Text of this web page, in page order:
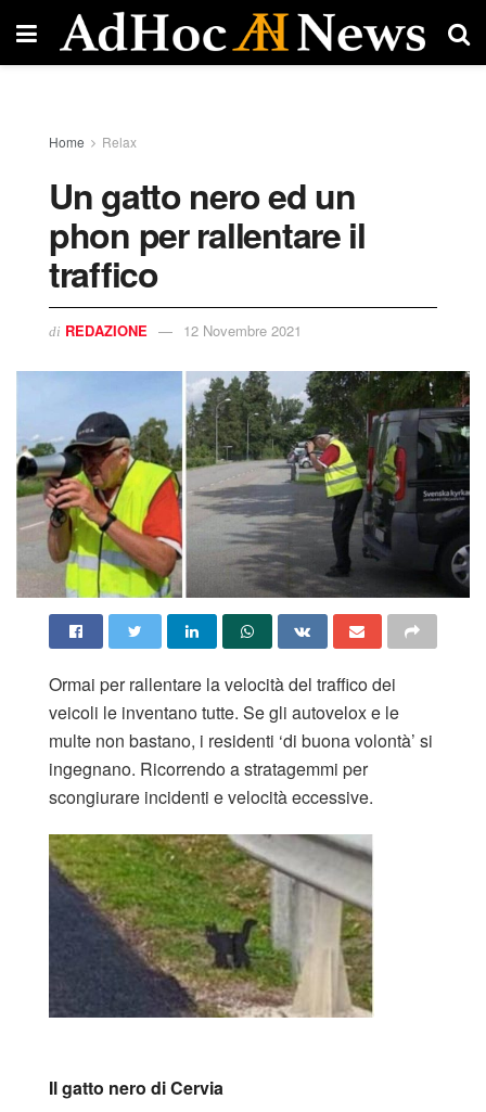
Home Relax
Un gatto nero ed un
phon per rallentare il
traffico
di REDAZIONE 12 Novembre 2021
Ormai per rallentare la velocità del traffico dei
veicoli le inventano tutte. Se gli autovelox e le
multe non bastano, i residenti ‘di buona volontà’ si
ingegnano. Ricorrendo a stratagemmi per
scongiurare incidenti e velocità eccessive.
Il gatto nero di Cervia